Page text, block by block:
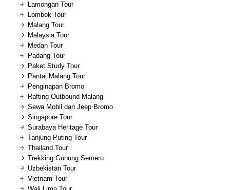
Lamongan Tour
Lombok Tour
Malang Tour
Malaysia Tour
Medan Tour
Padang Tour
Paket Study Tour
Pantai Malang Tour
Penginapan Bromo
Rafting Outbound Malang
Sewa Mobil dan Jeep Bromo
Singapore Tour
Surabaya Heritage Tour
Tanjung Puting Tour
Thailand Tour
Trekking Gunung Semeru
Uzbekistan Tour
Vietnam Tour